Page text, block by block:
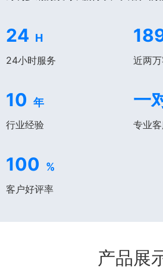
24 H
24小时服务 近两
10 年
行业经验
一
专业
100 %
客户好评率
产品展